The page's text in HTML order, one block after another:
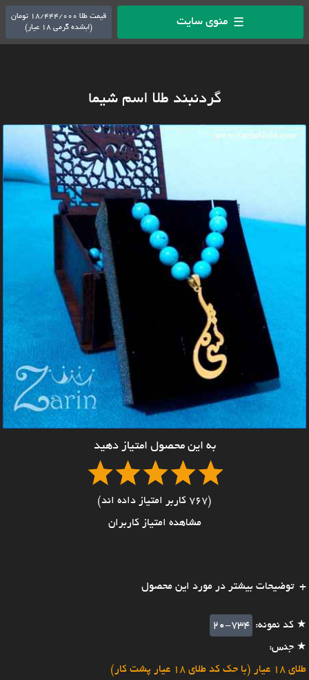
☰ منوی سایت
قیمت طلا 18/444/000 تومان
(ابشده گرمی 18 عیار)
گردنبند طلا اسم شیما
به این محصول امتیاز دهید
(767 کاربر امتیاز داده اند)
مشاهده امتیاز کاربران
توضیحات بیشتر در مورد این محصول
★ کد نمونه: 20-734
★ جنس:
طلای 18 عیار (با حک کد طلای 18 عیار پشت کار)